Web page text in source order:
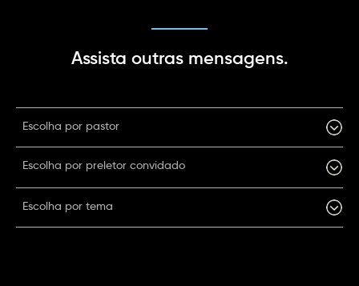
Assista outras mensagens.
Escolha por pastor
Escolha por preletor convidado
Escolha por tema